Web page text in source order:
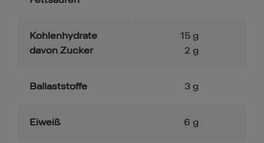
Kohlenhydrate
davon Zucker
15 g
2 g
Ballaststoffe 3 g
Eiweiß 6 g